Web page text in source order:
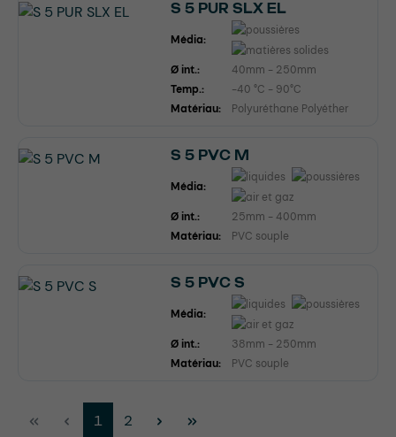
S 5 PUR SLX EL
Média:
Ø int.:
40mm - 250mm
Temp.:
-40 °C - 90°C
Matériau:
Polyuréthane Polyéther
S 5 PVC M
Média:
Ø int.:
25mm - 400mm
Matériau:
PVC souple
S 5 PVC S
Média:
Ø int.:
38mm - 250mm
Matériau:
PVC souple
Page
1 Page
2